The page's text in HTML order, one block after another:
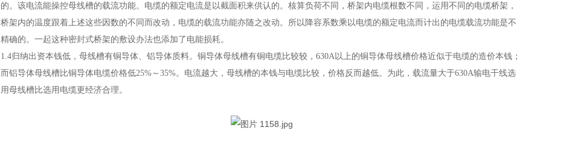
的。该电流能操控母线槽的载流功能。电缆的额定电流是以截面积来供认的。核算负荷不同，桥架内电缆根数不同，运用不同的电缆桥架，
桥架内的温度跟着上述这些因数的不同而改动，电缆的载流功能亦随之改动。所以降容系数乘以电缆的额定电流而计出的电缆载流功能是不
精确的。一起这种密封式桥架的敷设办法也添加了电能损耗。
1.4归纳出资本钱低，母线槽有铜导体、铝导体质料。铜导体母线槽有铜电缆比较较，630A以上的铜导体母线槽价格近似于电缆的造价本钱；
而铝导体母线槽比铜导体电缆价格低25%～35%。电流越大，母线槽的本钱与电缆比较，价格反而越低。为此，载流量大于630A输电干线选
用母线槽比选用电缆更经济合理。